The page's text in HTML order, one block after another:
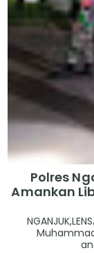
Polres
Amankan